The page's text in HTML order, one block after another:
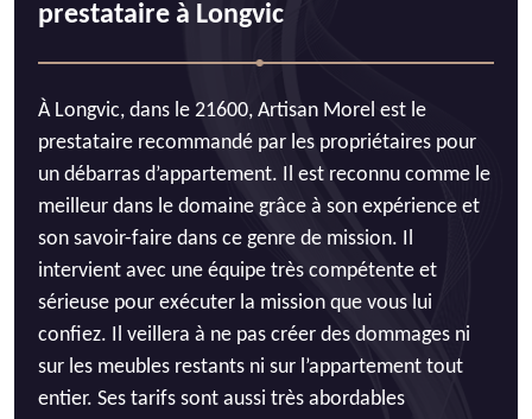
prestataire à Longvic
À Longvic, dans le 21600, Artisan Morel est le
prestataire recommandé par les propriétaires pour
un débarras d’appartement. Il est reconnu comme le
meilleur dans le domaine grâce à son expérience et
son savoir-faire dans ce genre de mission. Il
intervient avec une équipe très compétente et
sérieuse pour exécuter la mission que vous lui
confiez. Il veillera à ne pas créer des dommages ni
sur les meubles restants ni sur l’appartement tout
entier. Ses tarifs sont aussi très abordables